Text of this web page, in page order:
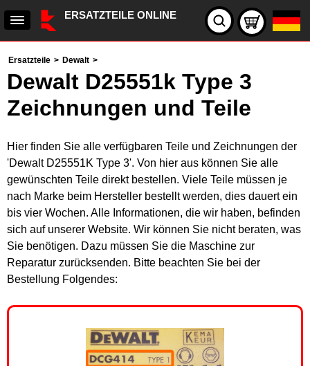
ERSATZTEILE ONLINE
Ersatzteile > Dewalt >
Dewalt D25551k Type 3
Zeichnungen und Teile
Hier finden Sie alle verfügbaren Teile und Zeichnungen der
'Dewalt D25551K Type 3'. Von hier aus können Sie alle
gewünschten Teile direkt bestellen. Viele Teile müssen je
nach Marke beim Hersteller bestellt werden, dies dauert ein
bis vier Wochen. Alle Informationen, die wir haben, befinden
sich auf unserer Website. Wir können Sie nicht beraten, was
Sie benötigen. Dazu müssen Sie die Maschine zur
Reparatur zurücksenden. Bitte beachten Sie bei der
Bestellung Folgendes: